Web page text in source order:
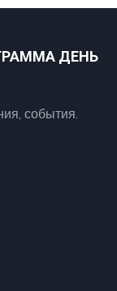
ДЕНЬ
события.